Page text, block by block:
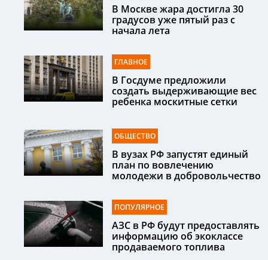
В Москве жара достигла 30
градусов уже пятый раз с
начала лета
ГЛАВНОЕ
В Госдуме предложили
создать выдерживающие вес
ребенка москитные сетки
ОБЩЕСТВО
В вузах РФ запустят единый
план по вовлечению
молодежи в добровольчество
ПОПУЛЯРНОЕ
АЗС в РФ будут предоставлять
информацию об экоклассе
продаваемого топлива